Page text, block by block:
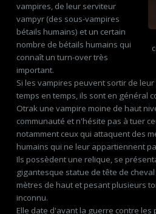
vampires, de leur serviteur
vampyr (des sous-vampires
bétails humains) et un certain
nombre de bétails humains qui
connaît un turn-over très
important.
Si les vampires peuvent sortir de
temps en temps, ils sont en général
Otrak une vampire moine de haut
communauté et n'hésite pas à tuer
notamment ceux qui attaquent des
humains qui ne leur appartiennent
Ils possèdent une relique, se
gigantesque statue de tête de
mètres de haut et pesant plusieurs
inconnu.
Elle date d'avant la guerre contre les